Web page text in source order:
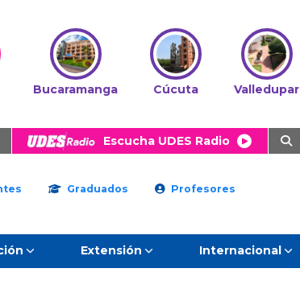
Bucaramanga Cúcuta Valledupar
Escucha UDES Radio
Graduados Profesores
Extensión Internacional